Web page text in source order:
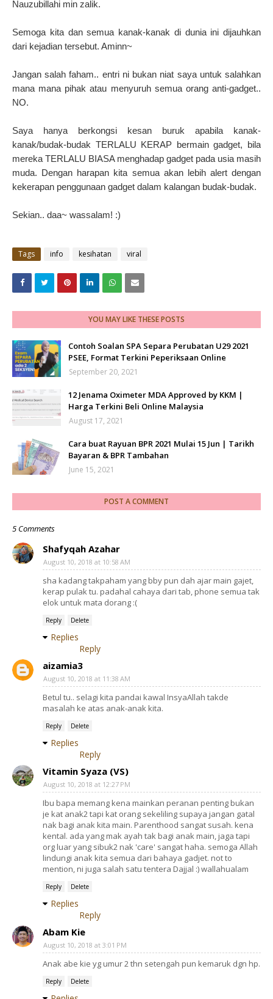
Nauzubillahi min zalik.
Semoga kita dan semua kanak-kanak di dunia ini dijauhkan
dari kejadian tersebut. Aminn~
Jangan salah faham.. entri ni bukan niat saya untuk salahkan
mana mana pihak atau menyuruh semua orang anti-gadget..
NO.
Saya hanya berkongsi kesan buruk apabila kanak-
kanak/budak-budak TERLALU KERAP bermain gadget, bila
mereka TERLALU BIASA menghadap gadget pada usia masih
muda. Dengan harapan kita semua akan lebih alert dengan
kekerapan penggunaan gadget dalam kalangan budak-budak.
Sekian.. daa~ wassalam! :)
Tags info kesihatan viral
YOU MAY LIKE THESE POSTS
Contoh Soalan SPA Separa Perubatan U29 2021
PSEE, Format Terkini Peperiksaan Online
September 20, 2021
12 Jenama Oximeter MDA Approved by KKM |
Harga Terkini Beli Online Malaysia
August 17, 2021
Cara buat Rayuan BPR 2021 Mulai 15 Jun | Tarikh
Bayaran & BPR Tambahan
June 15, 2021
POST A COMMENT
5 Comments
Shafyqah Azahar
August 10, 2018 at 10:58 AM
sha kadang takpaham yang bby pun dah ajar main gajet,
kerap pulak tu. padahal cahaya dari tab, phone semua tak
elok untuk mata dorang :(
Reply Delete
Replies
Reply
aizamia3
August 10, 2018 at 11:38 AM
Betul tu.. selagi kita pandai kawal InsyaAllah takde
masalah ke atas anak-anak kita.
Reply Delete
Replies
Reply
Vitamin Syaza (VS)
August 10, 2018 at 12:27 PM
Ibu bapa memang kena mainkan peranan penting bukan
je kat anak2 tapi kat orang sekeliling supaya jangan gatal
nak bagi anak kita main. Parenthood sangat susah. kena
kental. ada yang mak ayah tak bagi anak main, jaga tapi
org luar yang sibuk2 nak 'care' sangat haha. semoga Allah
lindungi anak kita semua dari bahaya gadjet. not to
mention, ni juga salah satu tentera Dajjal :) wallahualam
Reply Delete
Replies
Reply
Abam Kie
August 10, 2018 at 3:01 PM
Anak abe kie yg umur 2 thn setengah pun kemaruk dgn hp.
Reply Delete